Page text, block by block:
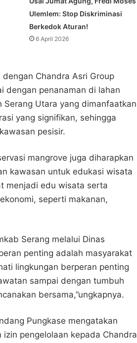
Ulemlem: Stop Diskriminasi
Berkedok Aturan!
6 April 2026
Chandra Asri Group
dengan penanaman di lahan
Utara yang dimanfaatkan
yang signifikan, sehingga
pesisir.
mangrove juga diharapkan
kawasan untuk edukasi wisata
menjadi edu wisata serta
seperti makanan,
Serang melalui Dinas
penting adalah masyarakat
lingkungan berperan penting
sampai dengan tumbuh
bersama,”ungkapnya.
Pungkase mengatakan
pengelolaan kepada Chandra